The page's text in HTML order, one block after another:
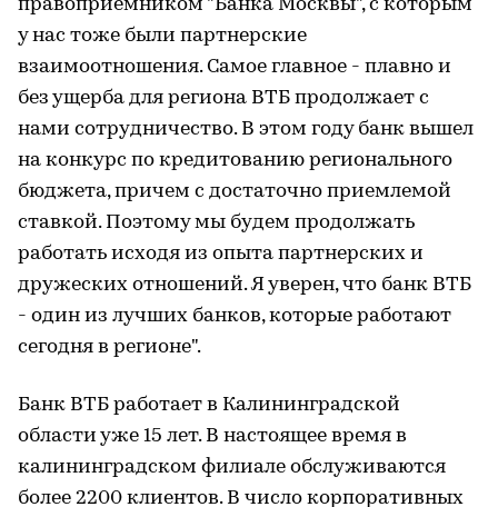
правоприемником "Банка Москвы", с которым
у нас тоже были партнерские
взаимоотношения. Самое главное - плавно и
без ущерба для региона ВТБ продолжает с
нами сотрудничество. В этом году банк вышел
на конкурс по кредитованию регионального
бюджета, причем с достаточно приемлемой
ставкой. Поэтому мы будем продолжать
работать исходя из опыта партнерских и
дружеских отношений. Я уверен, что банк ВТБ
- один из лучших банков, которые работают
сегодня в регионе".
Банк ВТБ работает в Калининградской
области уже 15 лет. В настоящее время в
калининградском филиале обслуживаются
более 2200 клиентов. В число корпоративных